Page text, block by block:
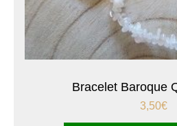
Bracelet Baroque
3,50€